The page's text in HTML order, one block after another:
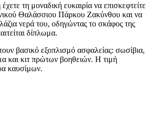
τη μοναδική ευκαιρία να επισκεφτείτε
Θαλάσσιου Πάρκου Ζακύνθου και να
νερά του, οδηγώντας το σκάφος της
δίπλωμα.
βασικό εξοπλισμό ασφαλείας: σωσίβια,
και κιτ πρώτων βοηθειών. Η τιμή
καυσίμων.